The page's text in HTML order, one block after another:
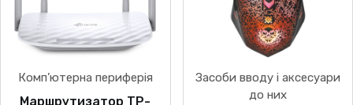
Комп’ютерна периферія
Маршрутизатор TP-
Засоби вводу і аксесуари
до них